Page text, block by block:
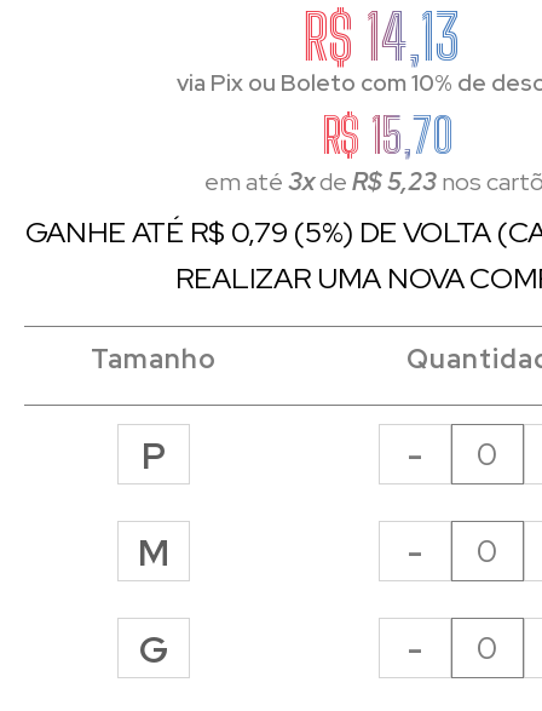
R$ 14,13
via Pix ou Boleto com 10% de
R$ 15,70
em até3xdeR$ 5,23nos
GANHE ATÉ R$ 0,79 (5%) DE VOLTA
REALIZAR UMA NOVA
Tamanho
P -
M -
G -